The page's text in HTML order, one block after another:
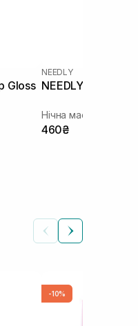
Gloss
NEEDLY
NEEDLY Sleeping
Нічна маска для губ
460₴
-10%